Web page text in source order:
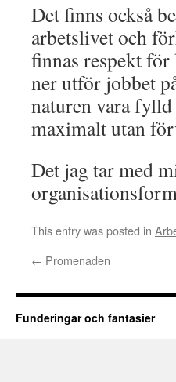
Det finns också
arbetslivet och
finnas respekt för
ner utför jobbet
naturen vara
maximalt utan
Det jag tar med
This entry was posted in
← Promenaden
Funderingar och fantasier